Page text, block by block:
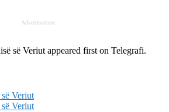
Advertisement
së Veriut appeared first on Telegrafi.
Veriut
Veriut